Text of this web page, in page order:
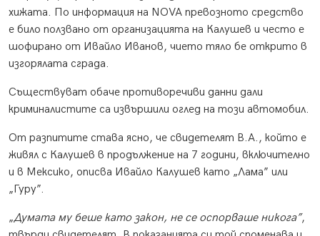
хижата. По информация на NOVA превозното средство
е било ползвано от организацията на Калушев и често е
шофирано от Ивайло Иванов, чието тяло бе открито в
изгорялата сграда.
Съществуват обаче противоречиви данни дали
криминалистите са извършили оглед на този автомобил.
От разпитите става ясно, че свидетелят В.А., който е
живял с Калушев в продължение на 7 години, включително
и в Мексико, описва Ивайло Калушев като „Лама” или
„Гуру”.
„Думата му беше като закон, не се оспорваше никога”,